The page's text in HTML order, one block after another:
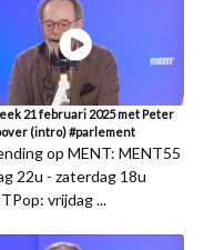
21 februari 2025 met Peter
(intro) #parlement
op MENT: MENT55
22u - zaterdag 18u
vrijdag ...